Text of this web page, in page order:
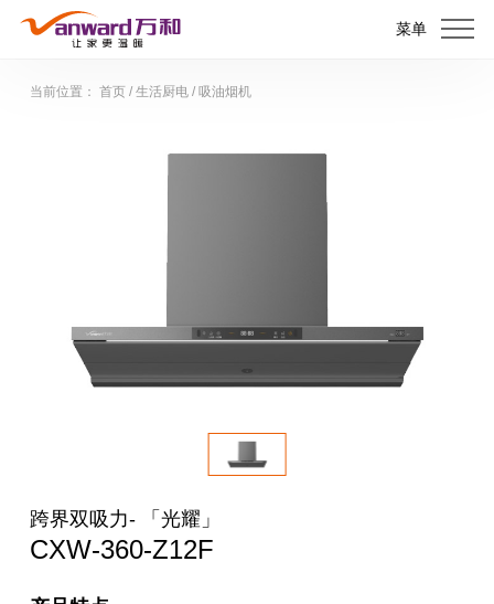
菜单
当前位置： 首页/ 生活厨电/ 吸油烟机
跨界双吸力- 「光耀」
CXW-360-Z12F